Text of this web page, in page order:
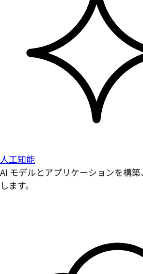
人工知能
AI モデルとアプリケーションを構
します。